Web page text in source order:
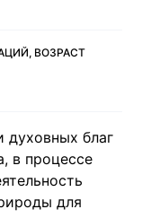
ВОЗРАСТ
духовных благ
в процессе
для